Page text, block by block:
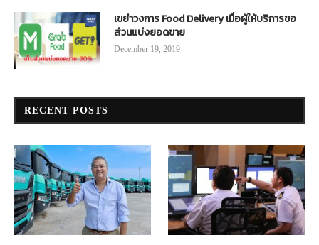
เขย่าวงการ Food Delivery เมื่อผู้ให้บริการขอ
ส่วนแบ่งยอดขาย
December 19, 2019
RECENT POSTS